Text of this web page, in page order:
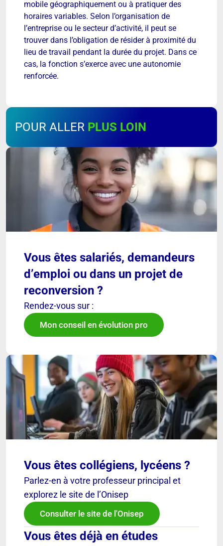
mobile géographiquement ou à pratiquer des
horaires variables. Selon l’organisation de
l’entreprise ou le secteur d’activité, il peut se
trouver dans l’obligation de résider à proximité du
lieu de travail pendant la durée du projet. Dans ce
cas, la fonction s’exerce avec une autonomie
renforcée.
POUR ALLER PLUS LOIN
Vous êtes salariés, demandeurs
d’emploi ou dans un projet de
reconversion ?
Rendez-vous sur :
Mon conseil en évolution pro
Vous êtes collégiens, lycéens ?
Parlez-en à votre professeur principal et
explorez le site de l’Onisep
Consulter le site de l'Onisep
Vous êtes déjà en études